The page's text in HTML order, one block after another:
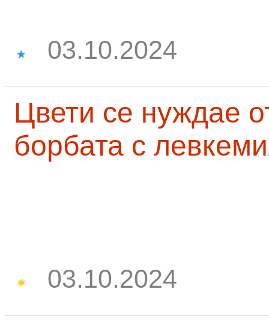
03.10.2024
Цвети се нуждае
борбата с
03.10.2024